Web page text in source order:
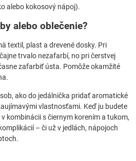
alebo kokosový nápoj).
alebo oblečenie?
textil, plast a drevené dosky. Pri
trvalo nezafarbí, no pri čerstvej
zafarbiť ústa. Pomôže okamžité
ako do jedálnička pridať aromatické
vlastnosťami. Keď ju budete
kombinácii s čiernym korením a tukom,
– či už v jedlách, nápojoch